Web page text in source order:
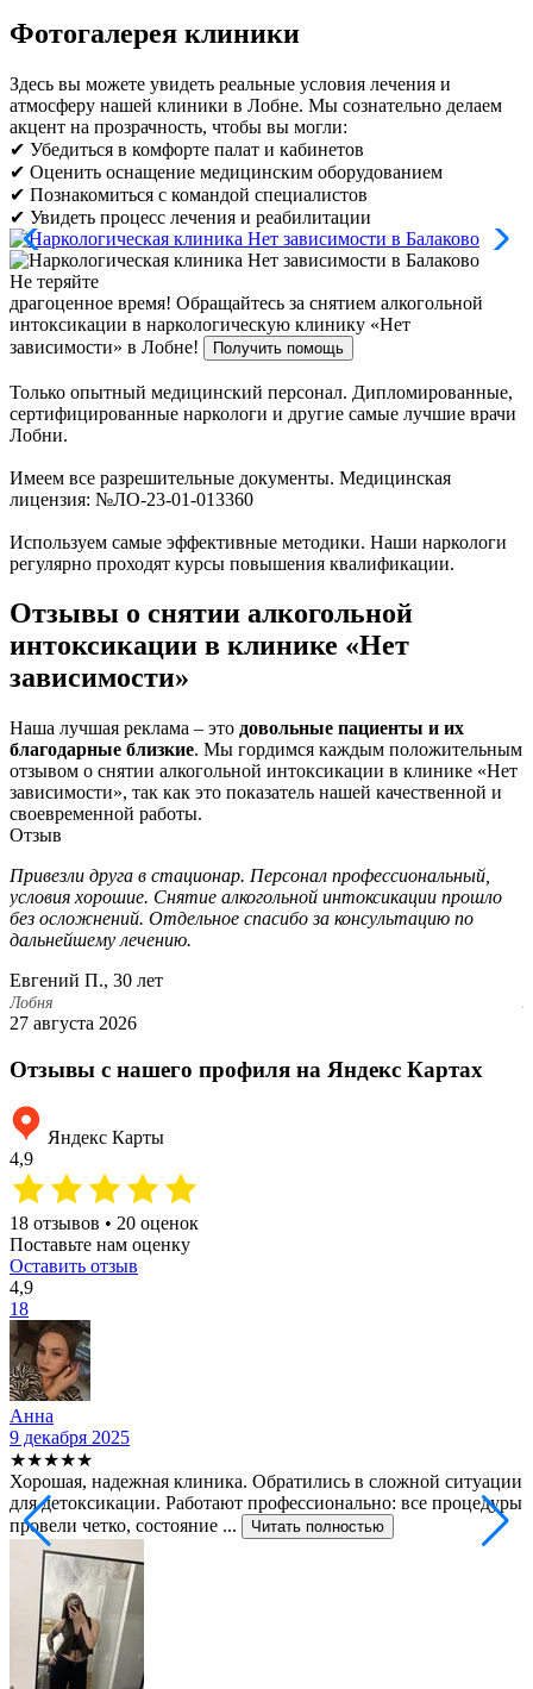
Фотогалерея клиники
Здесь вы можете увидеть реальные условия лечения и
атмосферу нашей клиники в Лобне. Мы сознательно делаем
акцент на прозрачность, чтобы вы могли:
✔ Убедиться в комфорте палат и кабинетов
✔ Оценить оснащение медицинским оборудованием
✔ Познакомиться с командой специалистов
✔ Увидеть процесс лечения и реабилитации
Не теряйте
драгоценное время! Обращайтесь за снятием алкогольной
интоксикации в наркологическую клинику «Нет
зависимости» в Лобне!
Получить помощь
Только опытный медицинский персонал. Дипломированные,
сертифицированные наркологи и другие самые лучшие врачи
Лобни.
Имеем все разрешительные документы. Медицинская
лицензия: №ЛО-23-01-013360
Используем самые эффективные методики. Наши наркологи
регулярно проходят курсы повышения квалификации.
Отзывы о снятии алкогольной
интоксикации в клинике «Нет
зависимости»
Наша лучшая реклама – это довольные пациенты и их
благодарные близкие. Мы гордимся каждым положительным
отзывом о снятии алкогольной интоксикации в клинике «Нет
зависимости», так как это показатель нашей качественной и
своевременной работы.
Отзыв
Привезли друга в стационар. Персонал профессиональный,
условия хорошие. Снятие алкогольной интоксикации прошло
без осложнений. Отдельное спасибо за консультацию по
дальнейшему лечению.
Евгений П., 30 лет
Лобня
27 августа 2026
Отзывы с нашего профиля на Яндекс Картах
Яндекс Карты
4,9
18 отзывов • 20 оценок
Поставьте нам оценку
Оставить отзыв
4,9
18
Анна
9 декабря 2025
★★★★★
Хорошая, надежная клиника. Обратились в сложной ситуации
для детоксикации. Работают профессионально: все процедуры
провели четко, состояние ...
Читать полностью